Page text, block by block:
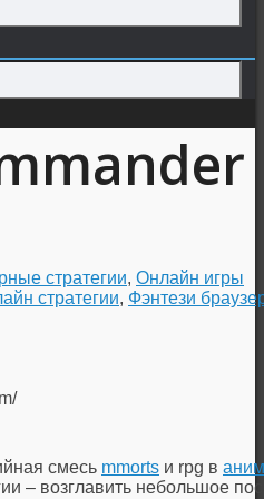
стратегии, Онлайн игры
стратегии, Фэнтези
смесь mmorts и rpg в
– возглавить небольшое